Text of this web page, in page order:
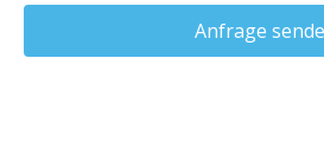
Anfrage